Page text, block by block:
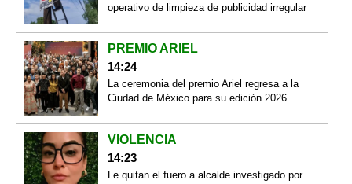
operativo de limpieza de publicidad irregular
PREMIO ARIEL
14:24
La ceremonia del premio Ariel regresa a la
Ciudad de México para su edición 2026
VIOLENCIA
14:23
Le quitan el fuero a alcalde investigado por